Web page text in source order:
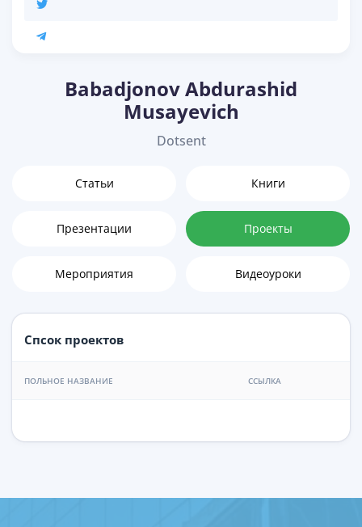
Babadjonov Abdurashid
Musayevich
Dotsent
Статьи Книги
Презентации Проекты
Мероприятия Видеоуроки
Спсок проектов
ПОЛЬНОЕ НАЗВАНИЕ ССЫЛКА